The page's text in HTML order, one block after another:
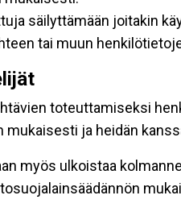
säilyttämään joitakin
tai muun
toteuttamiseksi
mukaisesti ja heidän
myös ulkoistaa